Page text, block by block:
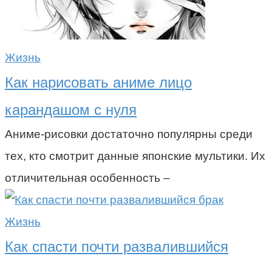
Жизнь
Как нарисовать аниме лицо
карандашом с нуля
Аниме-рисовки достаточно популярны среди
тех, кто смотрит данные японские мультики. Их
отличительная особенность –
Жизнь
Как спасти почти развалившийся